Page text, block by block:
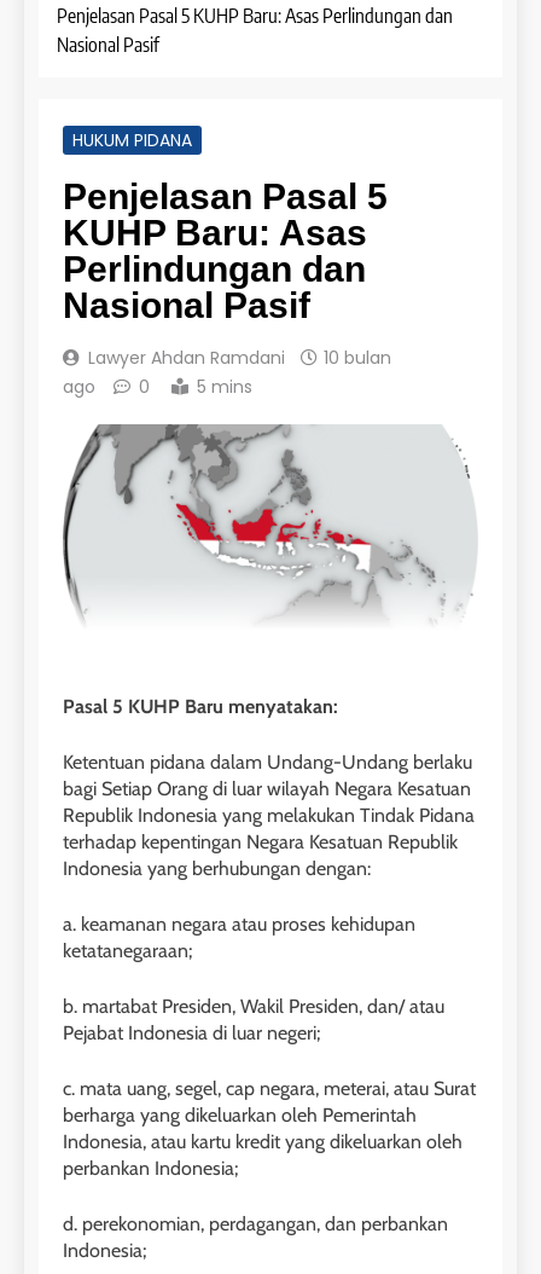
Penjelasan Pasal 5 KUHP Baru: Asas Perlindungan dan
Nasional Pasif
HUKUM PIDANA
Penjelasan Pasal 5
KUHP Baru: Asas
Perlindungan dan
Nasional Pasif
Lawyer Ahdan Ramdani
10 bulan
ago
0 5 mins
Pasal 5 KUHP Baru menyatakan:
Ketentuan pidana dalam Undang-Undang berlaku
bagi Setiap Orang di luar wilayah Negara Kesatuan
Republik Indonesia yang melakukan Tindak Pidana
terhadap kepentingan Negara Kesatuan Republik
Indonesia yang berhubungan dengan:
a. keamanan negara atau proses kehidupan
ketatanegaraan;
b. martabat Presiden, Wakil Presiden, dan/ atau
Pejabat Indonesia di luar negeri;
c. mata uang, segel, cap negara, meterai, atau Surat
berharga yang dikeluarkan oleh Pemerintah
Indonesia, atau kartu kredit yang dikeluarkan oleh
perbankan Indonesia;
d. perekonomian, perdagangan, dan perbankan
Indonesia;